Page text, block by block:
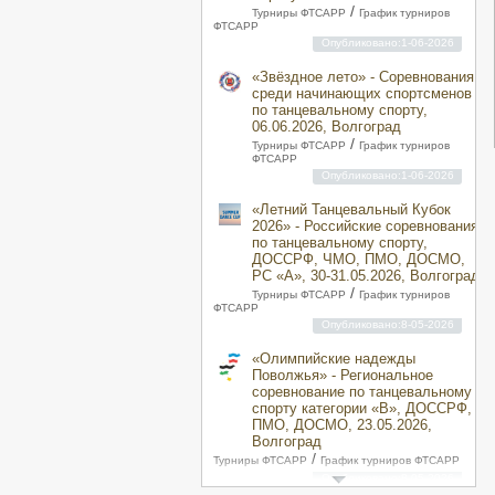
Турниры ФТСАРР / График турниров
ФТСАРР
Опубликовано:1-06-2026
«Звёздное лето» - Соревнования
среди начинающих спортсменов
по танцевальному спорту,
06.06.2026, Волгоград
Турниры ФТСАРР / График турниров
ФТСАРР
Опубликовано:1-06-2026
«Летний Танцевальный Кубок
2026» - Российские соревнования
по танцевальному спорту,
ДОССРФ, ЧМО, ПМО, ДОСМО,
РС «A», 30-31.05.2026, Волгоград
Турниры ФТСАРР / График турниров
ФТСАРР
Опубликовано:8-05-2026
«Олимпийские надежды
Поволжья» - Региональное
соревнование по танцевальному
спорту категории «B», ДОССРФ,
ПМО, ДОСМО, 23.05.2026,
Волгоград
Турниры ФТСАРР / График турниров ФТСАРР
Опубликовано:8-05-2026